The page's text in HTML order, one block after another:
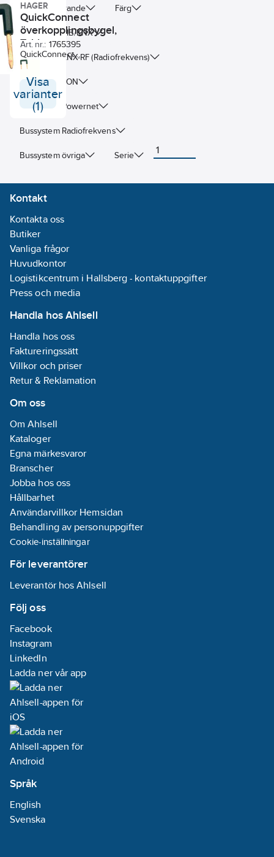
Modell/Utförande Färg
Bussystem EIB/KNX
Bussystem KNX-RF (Radiofrekvens)
Bussystem LON
Bussystem Powernet
Bussystem Radiofrekvens
Bussystem övriga Serie
HAGER
QuickConnect
överkopplingsbygel,
Tebis
Art. nr.: 1765395
QuickConnect
överkopplingsbygel
underlättar
kabeldragningen. Färdig
lösnig - bara att ansluta
överkopplingsbyglar för
utgångar på bussaktorn.
Visa
varianter
(1)
Visar 1 av 1
Kontakt
Kontakta oss
Butiker
Vanliga frågor
Huvudkontor
Logistikcentrum i Hallsberg - kontaktuppgifter
Press och media
Handla hos Ahlsell
Handla hos oss
Faktureringssätt
Villkor och priser
Retur & Reklamation
Om oss
Om Ahlsell
Kataloger
Egna märkesvaror
Branscher
Jobba hos oss
Hållbarhet
Användarvillkor Hemsidan
Behandling av personuppgifter
Cookie-inställningar
För leverantörer
Leverantör hos Ahlsell
Följ oss
Facebook
Instagram
LinkedIn
Ladda ner vår app
Språk
English
Svenska